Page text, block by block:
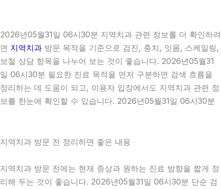
2026년05월31일 06시30분 지역치과 관련 정보를 더 확인하려
면 지역치과 방문 목적을 기준으로 검진, 충치, 잇몸, 스케일링,
보철 상담 항목을 나누어 보는 것이 좋습니다. 2026년05월31
일 06시30분 필요한 진료 목적을 먼저 구분하면 검색 흐름을
정리하는 데 도움이 되고, 이용자 입장에서도 지역치과 관련 정
보를 한눈에 확인할 수 있습니다. 2026년05월31일 06시30분
지역치과 방문 전 정리하면 좋은 내용
지역치과 방문 전에는 현재 증상과 원하는 진료 방향을 짧게 정
리해 두는 것이 좋습니다. 2026년05월31일 06시30분 단순 검